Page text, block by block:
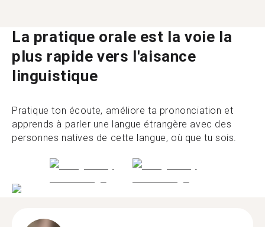
La pratique orale est la voie la
plus rapide vers l'aisance
linguistique
Pratique ton écoute, améliore ta prononciation et
apprends à parler une langue étrangère avec des
personnes natives de cette langue, où que tu sois.